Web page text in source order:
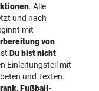
. Alle
und nach
mit
von
Du bist nicht
Einleitungsteil mit
und Texten.
, Fußball-